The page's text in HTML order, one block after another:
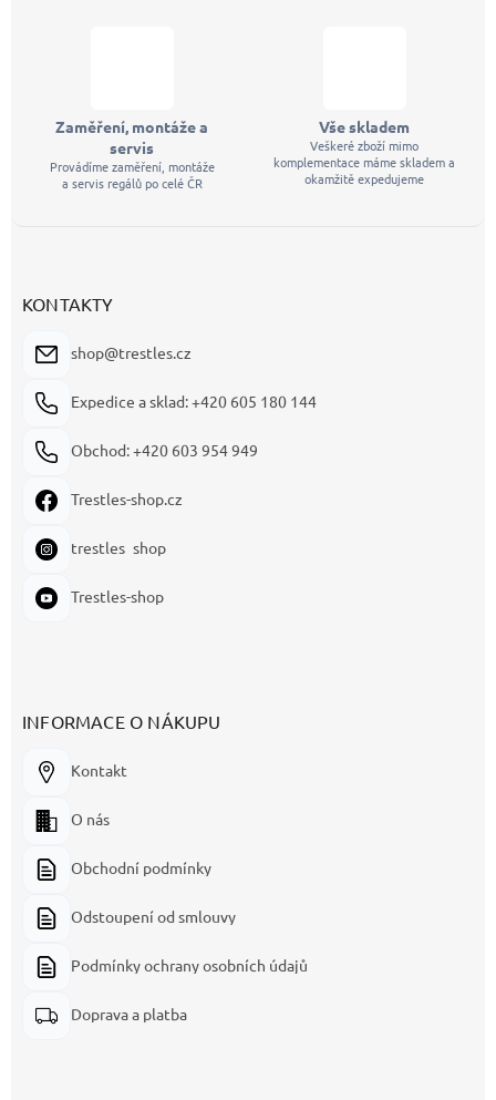
Zaměření, montáže a
servis
Provádíme zaměření, montáže
a servis regálů po celé ČR
Vše skladem
Veškeré zboží mimo
komplementace máme skladem a
okamžitě expedujeme
KONTAKTY
shop@trestles.cz
Expedice a sklad: +420 605 180 144
Obchod: +420 603 954 949
Trestles-shop.cz
trestles_shop
Trestles-shop
INFORMACE O NÁKUPU
Kontakt
O nás
Obchodní podmínky
Odstoupení od smlouvy
Podmínky ochrany osobních údajů
Doprava a platba